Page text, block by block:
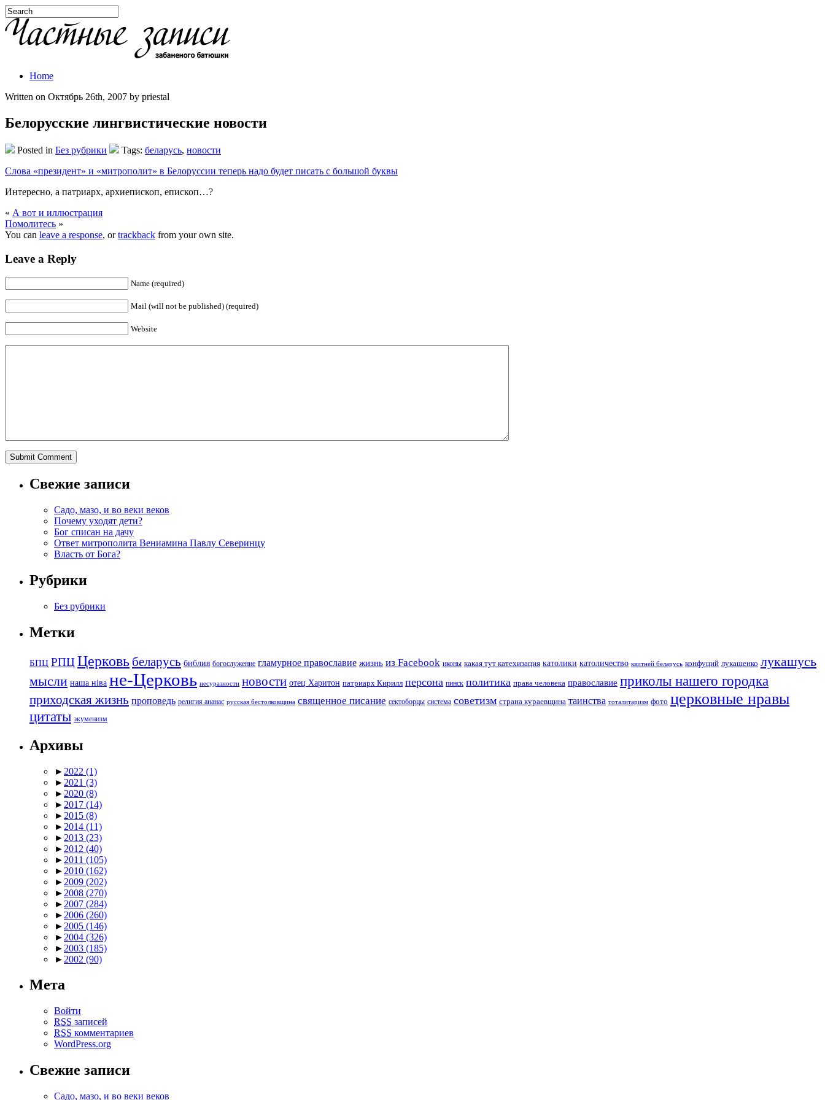
Home
Written on Октябрь 26th, 2007 by priestal
Белорусские лингвистические новости
Posted in Без рубрики Tags: беларусь, новости
Слова «президент» и «митрополит» в Белоруссии теперь надо будет писать с большой буквы
Интересно, а патриарх, архиепископ, епископ…?
« А вот и иллюстрация
Помолитесь »
You can leave a response, ortrackback from your own site.
Leave a Reply
Name (required)
Mail (will not be published) (required)
Website
Свежие записи
Садо, мазо, и во веки веков
Почему уходят дети?
Бог списан на дачу
Ответ митрополита Вениамина Павлу Северинцу
Власть от Бога?
Рубрики
Без рубрики
Метки
БПЦ РПЦ Церковь беларусь библия богослужение гламурное православие жизнь из Facebook иконы какая тут катехизация католики католичество квитней беларусь конфуций лукашенко лукашусь
мысли наша ніва не-Церковь несуразности новости отец Харитон патриарх Кирилл персона пинск политика права человека православие приколы нашего городка
приходская жизнь проповедь религия ананас русская бестолковщина священное писание сектоборцы система советизм страна кураевщина таинства тоталитаризм фото церковные нравы
цитаты экуменизм
Архивы
► 2022 (1)
► 2021 (3)
► 2020 (8)
► 2017 (14)
► 2015 (8)
► 2014 (11)
► 2013 (23)
► 2012 (40)
► 2011 (105)
► 2010 (162)
► 2009 (202)
► 2008 (270)
► 2007 (284)
► 2006 (260)
► 2005 (146)
► 2004 (326)
► 2003 (185)
► 2002 (90)
Мета
Войти
RSS записей
RSS комментариев
WordPress.org
Свежие записи
Садо, мазо, и во веки веков